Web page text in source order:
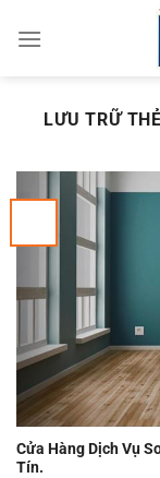
đến
LƯU TRỮ
Cửa Hàng Dịch Vụ
Tín.